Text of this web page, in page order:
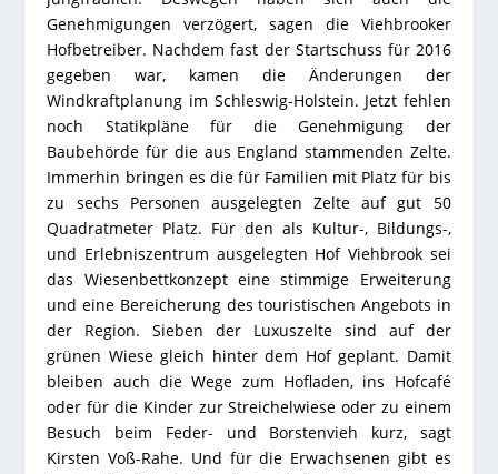
Genehmigungen verzögert, sagen die Viehbrooker
Hofbetreiber. Nachdem fast der Startschuss für 2016
gegeben war, kamen die Änderungen der
Windkraftplanung im Schleswig-Holstein. Jetzt fehlen
noch Statikpläne für die Genehmigung der
Baubehörde für die aus England stammenden Zelte.
Immerhin bringen es die für Familien mit Platz für bis
zu sechs Personen ausgelegten Zelte auf gut 50
Quadratmeter Platz. Für den als Kultur-, Bildungs-,
und Erlebniszentrum ausgelegten Hof Viehbrook sei
das Wiesenbettkonzept eine stimmige Erweiterung
und eine Bereicherung des touristischen Angebots in
der Region. Sieben der Luxuszelte sind auf der
grünen Wiese gleich hinter dem Hof geplant. Damit
bleiben auch die Wege zum Hofladen, ins Hofcafé
oder für die Kinder zur Streichelwiese oder zu einem
Besuch beim Feder- und Borstenvieh kurz, sagt
Kirsten Voß-Rahe. Und für die Erwachsenen gibt es